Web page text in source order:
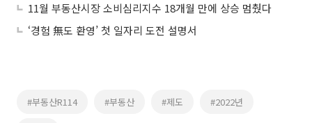
11월 부동산시장 소비심리지수 18개월 만에 상승 멈췄다
‘경험 無도 환영’ 첫 일자리 도전 설명서
#부동산R114 #부동산 #제도 #2022년